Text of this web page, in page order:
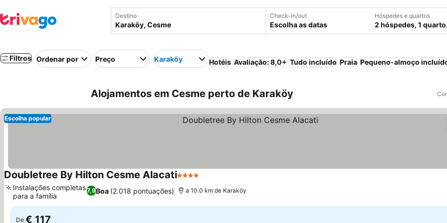
Destino Check-in/out
Escolha as datas
Hóspedes e quartos
2 hóspedes, 1 quarto.
Filtros Ordenar por Preço Karaköy Hotéis Avaliação: 8,0+ Tudo incluído Praia Pequeno-almoço
Alojamentos em Cesme perto de Karaköy
Escolha popular
Doubletree By Hilton Cesme Alacati4 Estrelas
7,9Boa (2.018 pontuações)
Instalações completas
para a família
a 10.0 km de Karaköy
De € 117